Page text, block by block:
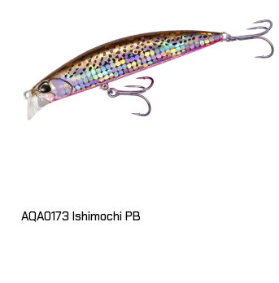
AQA0173 Ishimochi PB